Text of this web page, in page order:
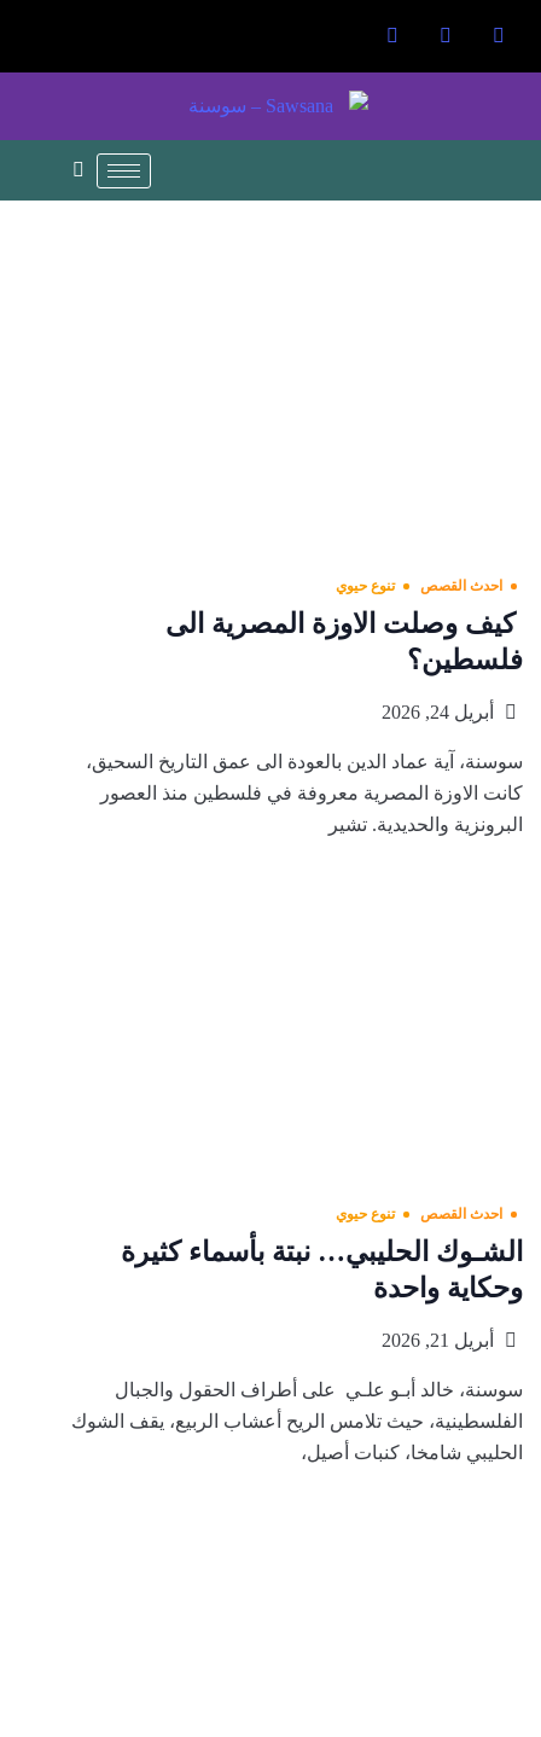
احدث القصص تنوع حيوي
كيف وصلت الاوزة المصرية الى
فلسطين؟
أبريل 24, 2026
سوسنة، آية عماد الدين بالعودة الى عمق التاريخ السحيق،
كانت الاوزة المصرية معروفة في فلسطين منذ العصور
البرونزية والحديدية. تشير
احدث القصص تنوع حيوي
الشـوك الحليبي… نبتة بأسماء كثيرة
وحكاية واحدة
أبريل 21, 2026
سوسنة، خالد أبـو علـي على أطراف الحقول والجبال
الفلسطينية، حيث تلامس الريح أعشاب الربيع، يقف الشوك
الحليبي شامخا، كنبات أصيل،